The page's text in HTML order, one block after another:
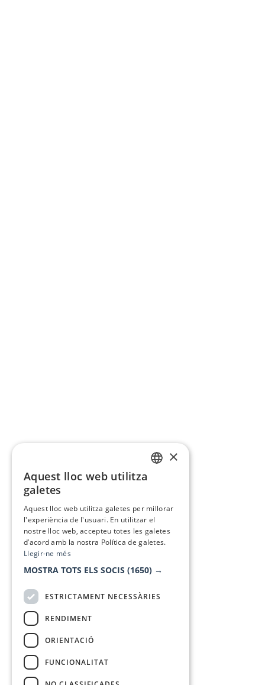
×
Aquest lloc web utilitza
galetes
Aquest lloc web utilitza galetes per millorar
l'experiència de l'usuari. En utilitzar el
nostre lloc web, accepteu totes les galetes
d’acord amb la nostra Política de galetes.
Llegir-ne més
MOSTRA TOTS ELS SOCIS (1650) →
ESTRICTAMENT NECESSÀRIES
RENDIMENT
ORIENTACIÓ
FUNCIONALITAT